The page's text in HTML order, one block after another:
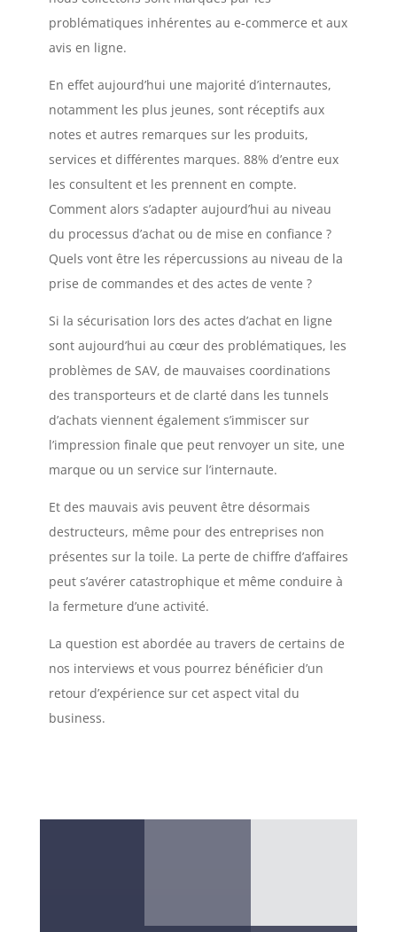
problématiques inhérentes au e-commerce et aux
avis en ligne.
En effet aujourd’hui une majorité d’internautes,
notamment les plus jeunes, sont réceptifs aux
notes et autres remarques sur les produits,
services et différentes marques. 88% d’entre eux
les consultent et les prennent en compte.
Comment alors s’adapter aujourd’hui au niveau
du processus d’achat ou de mise en confiance ?
Quels vont être les répercussions au niveau de la
prise de commandes et des actes de vente ?
Si la sécurisation lors des actes d’achat en ligne
sont aujourd’hui au cœur des problématiques, les
problèmes de SAV, de mauvaises coordinations
des transporteurs et de clarté dans les tunnels
d’achats viennent également s’immiscer sur
l’impression finale que peut renvoyer un site, une
marque ou un service sur l’internaute.
Et des mauvais avis peuvent être désormais
destructeurs, même pour des entreprises non
présentes sur la toile. La perte de chiffre d’affaires
peut s’avérer catastrophique et même conduire à
la fermeture d’une activité.
La question est abordée au travers de certains de
nos interviews et vous pourrez bénéficier d’un
retour d’expérience sur cet aspect vital du
business.